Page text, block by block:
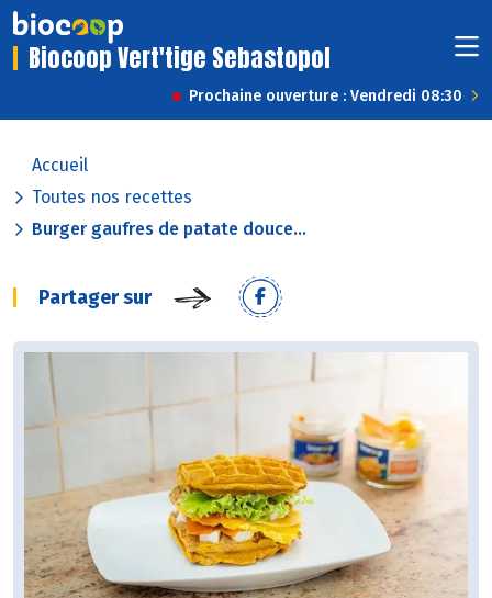
Biocoop Vert'tige Sebastopol
Prochaine ouverture : Vendredi 08:30
Accueil
Toutes nos recettes
Burger gaufres de patate douce...
Partager sur